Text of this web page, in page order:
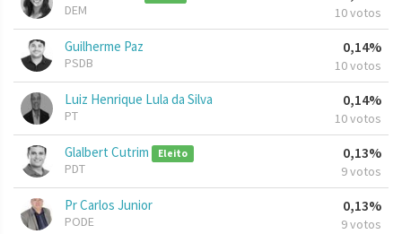
DEM 10 votos
Guilherme Paz
PSDB
0,14%
10 votos
Luiz Henrique Lula da Silva
PT
0,14%
10 votos
Glalbert Cutrim Eleito
PDT
0,13%
9 votos
Pr Carlos Junior
PODE
0,13%
9 votos